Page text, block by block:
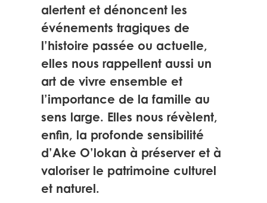
alertent et dénoncent les
événements tragiques de
l’histoire passée ou actuelle,
elles nous rappellent aussi un
art de vivre ensemble et
l’importance de la famille au
sens large. Elles nous révèlent,
enfin, la profonde sensibilité
d’Ake O’lokan à préserver et à
valoriser le patrimoine culturel
et naturel.